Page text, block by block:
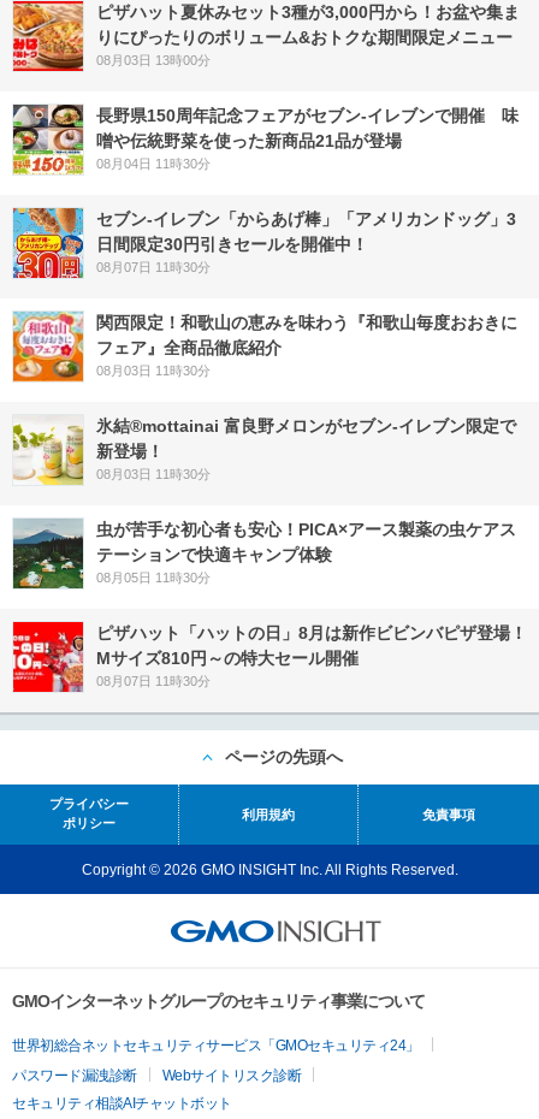
ピザハット夏休みセット3種が3,000円から！お盆や集ま
りにぴったりのボリューム&おトクな期間限定メニュー
08月03日 13時00分
長野県150周年記念フェアがセブン-イレブンで開催 味
噌や伝統野菜を使った新商品21品が登場
08月04日 11時30分
セブン‐イレブン「からあげ棒」「アメリカンドッグ」3
日間限定30円引きセールを開催中！
08月07日 11時30分
関西限定！和歌山の恵みを味わう『和歌山毎度おおきに
フェア』全商品徹底紹介
08月03日 11時30分
氷結®mottainai 富良野メロンがセブン‐イレブン限定で
新登場！
08月03日 11時30分
虫が苦手な初心者も安心！PICA×アース製薬の虫ケアス
テーションで快適キャンプ体験
08月05日 11時30分
ピザハット「ハットの日」8月は新作ビビンバピザ登場！
Mサイズ810円～の特大セール開催
08月07日 11時30分
ページの先頭へ
プライバシー
ポリシー
利用規約 免責事項
Copyright © 2026 GMO INSIGHT Inc. All Rights Reserved.
GMOインターネットグループのセキュリティ事業について
世界初総合ネットセキュリティサービス「GMOセキュリティ24」
パスワード漏洩診断
Webサイトリスク診断
セキュリティ相談AIチャットボット